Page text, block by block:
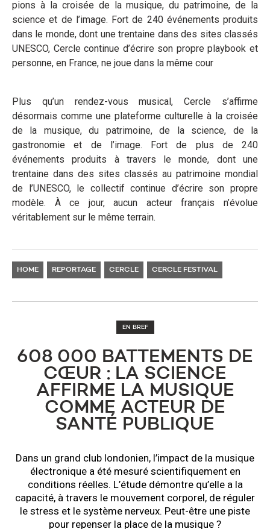
pions à la croisée de la musique, du patrimoine, de la
science et de l’image. Fort de 240 événements produits
dans le monde, dont une trentaine dans des sites classés
UNESCO, Cercle continue d’écrire son propre playbook et
personne, en France, ne joue dans la même cour
Plus qu’un rendez-vous musical, Cercle s’affirme
désormais comme une plateforme culturelle à la croisée
de la musique, du patrimoine, de la science, de la
gastronomie et de l’image. Fort de plus de 240
événements produits à travers le monde, dont une
trentaine dans des sites classés au patrimoine mondial
de l’UNESCO, le collectif continue d’écrire son propre
modèle. À ce jour, aucun acteur français n’évolue
véritablement sur le même terrain.
HOME REPORTAGE CERCLE CERCLE FESTIVAL
EN BREF
608 000 BATTEMENTS DE
CŒUR : LA SCIENCE
AFFIRME LA MUSIQUE
COMME ACTEUR DE
SANTÉ PUBLIQUE
Dans un grand club londonien, l’impact de la musique
électronique a été mesuré scientifiquement en
conditions réelles. L’étude démontre qu’elle a la
capacité, à travers le mouvement corporel, de réguler
le stress et le système nerveux. Peut-être une piste
pour repenser la place de la musique ?